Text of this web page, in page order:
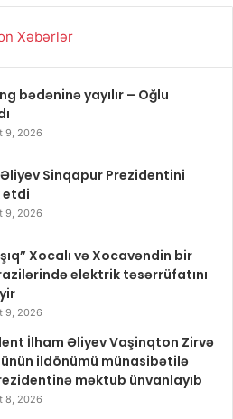
Xəbərlər
bədəninə yayılır – Oğlu
9, 2026
Sinqapur Prezidentini
etdi
9, 2026
Xocalı və Xocavəndin bir
elektrik təsərrüfatını
9, 2026
İlham Əliyev Vaşinqton Zirvə
ildönümü münasibətilə
məktub ünvanlayıb
8, 2026